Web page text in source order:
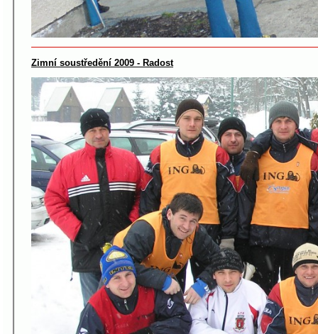
Zimní soustředění 2009 - Radost